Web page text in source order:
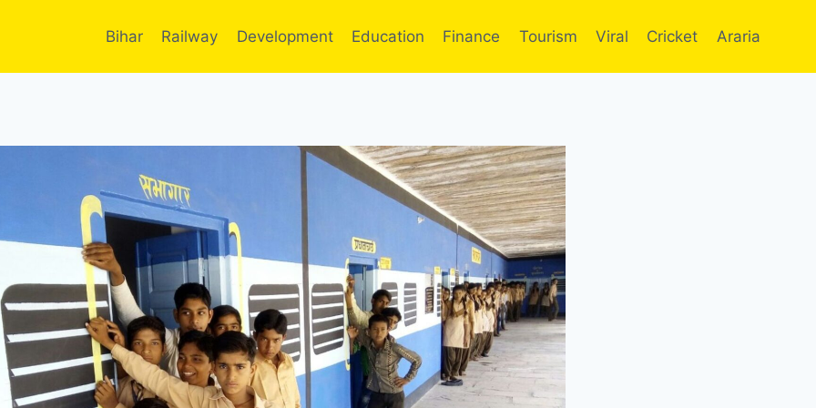
Bihar Railway Development Education Finance Tourism Viral Cricket Araria